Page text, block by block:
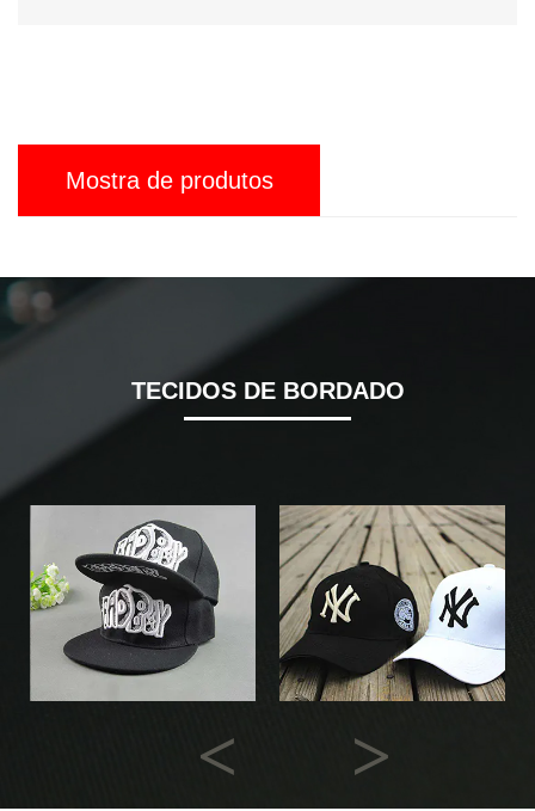
Mostra de produtos
TECIDOS DE BORDADO
Next